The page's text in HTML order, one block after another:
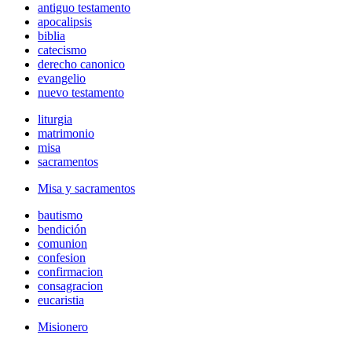
antiguo testamento
apocalipsis
biblia
catecismo
derecho canonico
evangelio
nuevo testamento
liturgia
matrimonio
misa
sacramentos
Misa y sacramentos
bautismo
bendición
comunion
confesion
confirmacion
consagracion
eucaristia
Misionero